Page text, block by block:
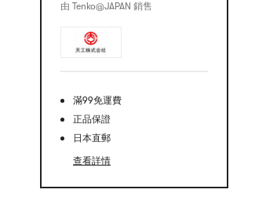
由 Tenko@JAPAN 銷售
滿99免運費
正品保證
日本直郵
查看詳情